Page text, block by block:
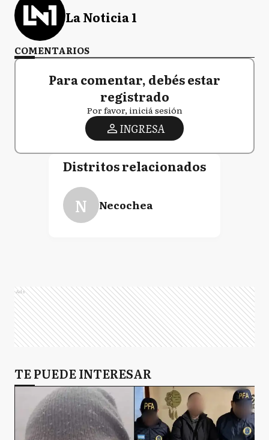
La Noticia 1
COMENTARIOS
Para comentar, debés estar
registrado
Por favor, iniciá sesión
INGRESA
Distritos relacionados
N Necochea
Ads
TE PUEDE INTERESAR